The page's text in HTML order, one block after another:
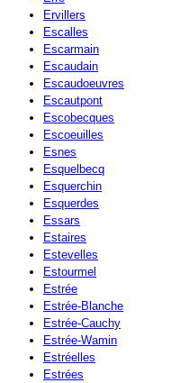
Ervillers
Escalles
Escarmain
Escaudain
Escaudoeuvres
Escautpont
Escobecques
Escoeuilles
Esnes
Esquelbecq
Esquerchin
Esquerdes
Essars
Estaires
Estevelles
Estourmel
Estrée
Estrée-Blanche
Estrée-Cauchy
Estrée-Wamin
Estréelles
Estrées